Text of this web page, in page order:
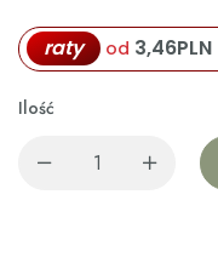
raty od 3,46PLN
Ilość